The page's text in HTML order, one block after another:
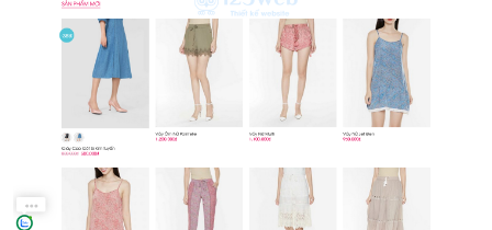
Thời trang